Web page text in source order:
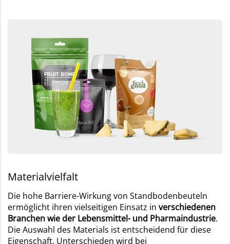
Materialvielfalt
Die hohe Barriere-Wirkung von Standbodenbeuteln
ermöglicht ihren vielseitigen Einsatz in verschiedenen
Branchen wie der Lebensmittel- und Pharmaindustrie.
Die Auswahl des Materials ist entscheidend für diese
Eigenschaft. Unterschieden wird bei